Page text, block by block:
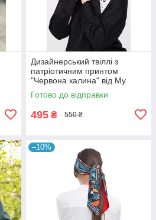
Дизайнерський твіллі з
патріотичним принтом
"Червона калина" від My
Scarf
Готово до відправки
495 ₴ 550 ₴
–10%